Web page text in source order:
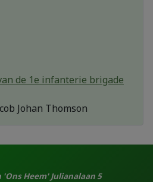
de 1e infanterie brigade
Johan Thomson
Heem' Julianalaan 5